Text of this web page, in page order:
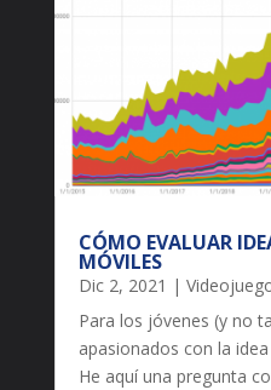
CÓMO EVALUAR
MÓVILES
Dic 2, 2021 |
Para los jóvenes (y no
apasionados con la
He aquí una pregunta